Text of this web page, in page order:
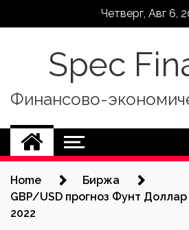
Четверг, Авг 6,
Spec
Финансово-
Home
Биржа
GBP/USD прогноз Фунт
2022